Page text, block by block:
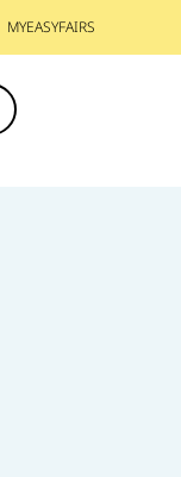
MYEASYFAIRS